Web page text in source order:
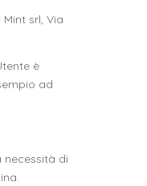
srl, Via
è
ad
necessità di